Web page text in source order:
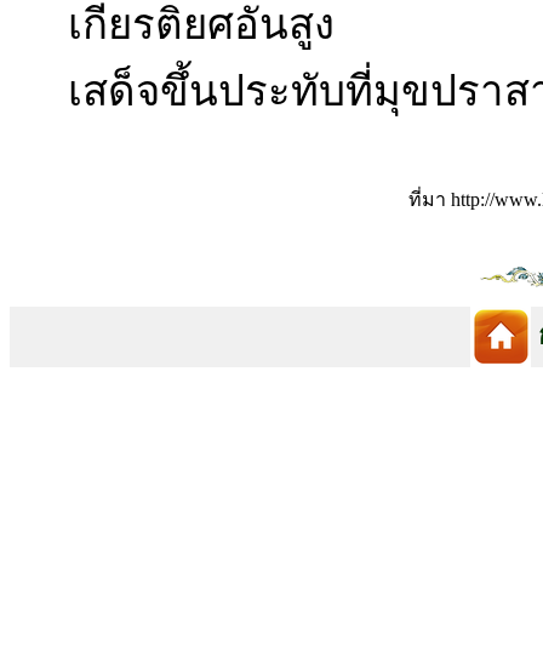
เกียรติยศอันสูง
เสด็จขึ้นประทับที่มุขปรา
ที่มา http://